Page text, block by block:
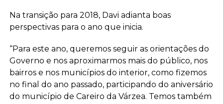
Na transição para 2018, Davi adianta boas
perspectivas para o ano que inicia.
“Para este ano, queremos seguir as orientações do
Governo e nos aproximarmos mais do público, nos
bairros e nos municípios do interior, como fizemos
no final do ano passado, participando do aniversário
do município de Careiro da Várzea. Temos também